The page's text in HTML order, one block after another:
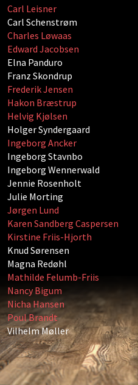
Carl Leisner
Carl Schenstrøm
Charles Løwaas
Edward Jacobsen
Elna Panduro
Franz Skondrup
Frederik Jensen
Hakon Bræstrup
Helvig Kjølsen
Holger Syndergaard
Ingeborg Ancker
Ingeborg Stavnbo
Ingeborg Wennerwald
Jennie Rosenholt
Julie Morting
Jørgen Lund
Karen Sandberg Caspersen
Kirstine Friis-Hjorth
Knud Sørensen
Magna Redøhl
Mathilde Felumb-Friis
Nancy Bigum
Nicha Hansen
Poul Brandt
Vilhelm Møller